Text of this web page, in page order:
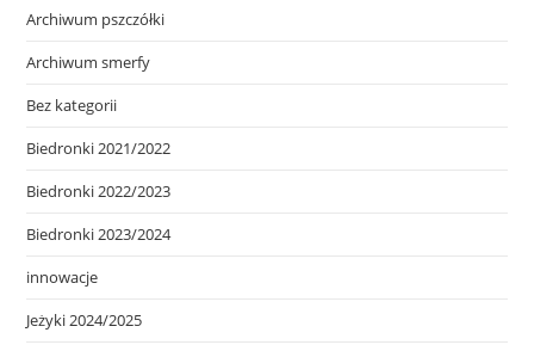
Archiwum pszczółki
Archiwum smerfy
Bez kategorii
Biedronki 2021/2022
Biedronki 2022/2023
Biedronki 2023/2024
innowacje
Jeżyki 2024/2025